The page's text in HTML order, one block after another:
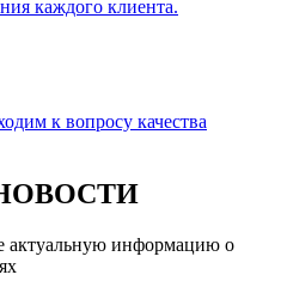
каждого клиента.
к вопросу качества
актуальную информацию о